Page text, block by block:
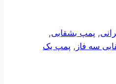
, پمپ بشقابی,
سه فاز , پمپ یک